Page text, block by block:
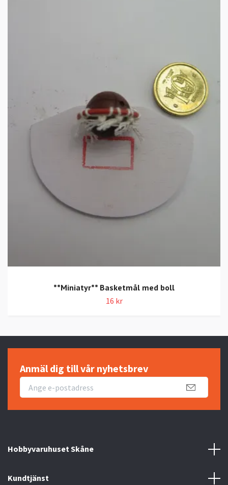
**Miniatyr** Basketmål med boll
16 kr
Anmäl dig till vår nyhetsbrev
Hobbyvaruhuset Skåne
Kundtjänst